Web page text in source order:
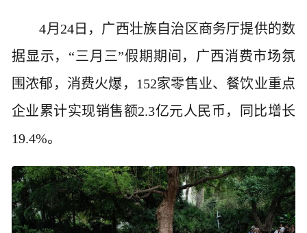
4月24日，广西壮族自治区商务厅提供的数
据显示，“三月三”假期期间，广西消费市场氛
围浓郁，消费火爆，152家零售业、餐饮业重点
企业累计实现销售额2.3亿元人民币，同比增长
19.4%。